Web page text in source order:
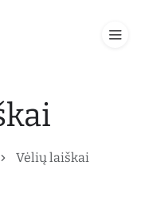
Vėlių laiškai